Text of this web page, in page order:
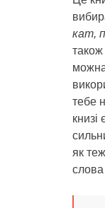
кат,
тебе
як
слова